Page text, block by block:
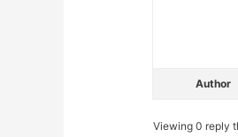
Author
Viewing 0 reply